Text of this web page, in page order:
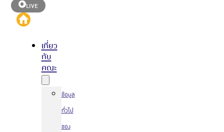
LIVE
เกี่ยว
กับ
คณะ
ข้อมูล
ทั่วไป
ของ